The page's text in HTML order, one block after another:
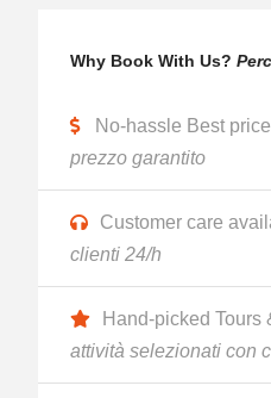
Why Book With Us?
No-hassle Best
prezzo garantito
Customer care
clienti 24/h
Hand-picked Tours
attività selezionati con